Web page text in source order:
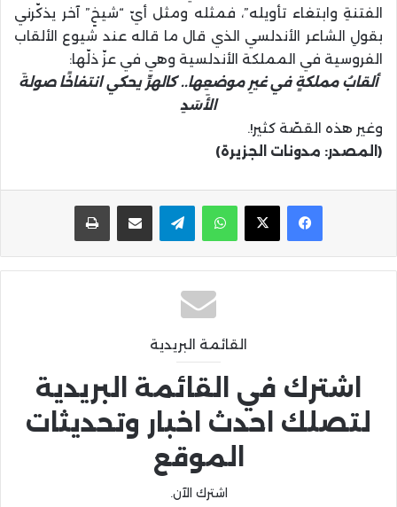
الفتنةِ وابتغاء تأويله”، فمثله ومثل أيّ “شيخٍ” آخر يذكّرني
بقولِ الشاعر الأندلسي الذي قال ما قاله عند شيوع الألقاب
الفروسية في المملكة الأندلسية وهي في عزّ ذلّها:
ألقابُ مملكةٍ في غيرِ موضعِها.. كالهرِّ يحكي انتفاخًا صولةَ
الأَسَدِ
وغير هذه القصّة كثير!.
(المصدر: مدونات الجزيرة)
واتساب تيلقرام مشاركة عبر البريد
القائمة البريدية
اشترك في القائمة البريدية
لتصلك احدث اخبار وتحديثات
الموقع
اشترك الآن.